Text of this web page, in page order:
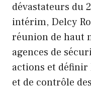
dévastateurs du
intérim, Delcy
réunion de haut
agences de
actions et définir
et de contrôle